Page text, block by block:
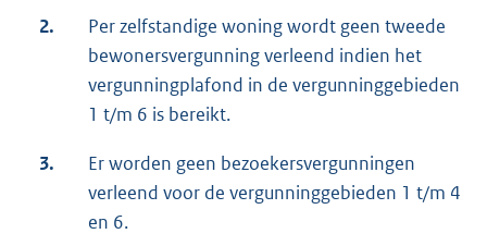
2.
Per zelfstandige woning wordt geen tweede
bewonersvergunning verleend indien het
vergunningplafond in de vergunninggebieden
1 t/m 6 is bereikt.
3.
Er worden geen bezoekersvergunningen
verleend voor de vergunninggebieden 1 t/m 4
en 6.